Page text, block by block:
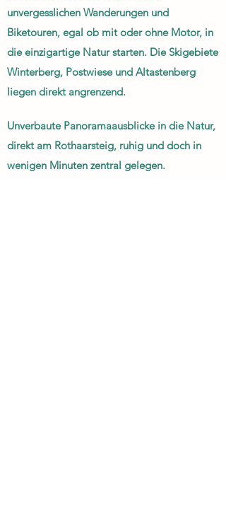
unvergesslichen Wanderungen und
Biketouren, egal ob mit oder ohne Motor, in
die einzigartige Natur starten. Die Skigebiete
Winterberg, Postwiese und Altastenberg
liegen direkt angrenzend.
Unverbaute Panoramaausblicke in die Natur,
direkt am Rothaarsteig, ruhig und doch in
wenigen Minuten zentral gelegen.